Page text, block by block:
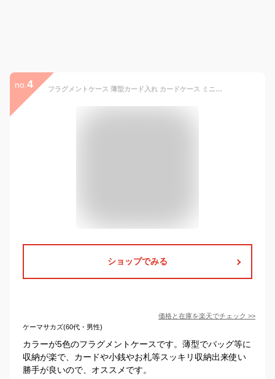
no. 4 フラグメントケース 薄型カード入れ カードケース ミニ財布 レディース メンズ 兼用 本革 スリム くすみカラー リッカーズ カード入れ 男女兼用 ビジネス ギフト
ショップでみる
価格と在庫を楽天でチェック >>
ケーマサカズ(60代・男性)
カラーが5色のフラグメントケースです。薄型でバッグ等に
収納が楽で、カードや小銭やお札等スッキリ収納出来使い
勝手が良いので、オススメです。